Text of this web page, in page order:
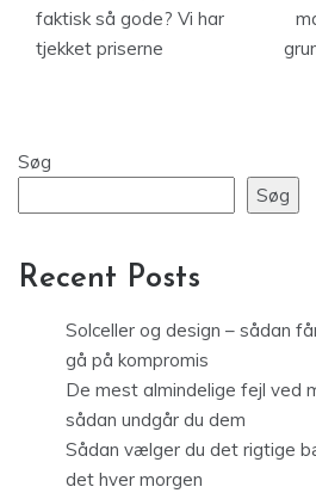
faktisk så gode? Vi har
tjekket priserne
Søg
Søg
Recent Posts
Solceller og design – sådan
gå på kompromis
De mest almindelige fejl ved
sådan undgår du dem
Sådan vælger du det rigtige
det hver morgen